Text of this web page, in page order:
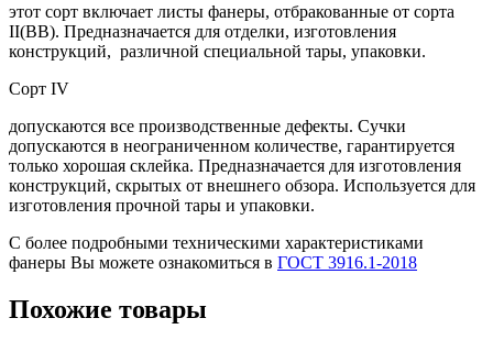
этот сорт включает листы фанеры, отбракованные от сорта
II(ВВ). Предназначается для отделки, изготовления
конструкций, различной специальной тары, упаковки.
Сорт IV
допускаются все производственные дефекты. Сучки
допускаются в неограниченном количестве, гарантируется
только хорошая склейка. Предназначается для изготовления
конструкций, скрытых от внешнего обзора. Используется для
изготовления прочной тары и упаковки.
С более подробными техническими характеристиками
фанеры Вы можете ознакомиться в ГОСТ 3916.1-2018
Похожие товары